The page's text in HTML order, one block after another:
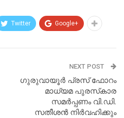
Twitter Google+
NEXT POST
ഗുരുവായൂർ പ്രസ് ഫോറം
മാധ്യമ പുരസ്‌കാര
സമര്‍പ്പണം വി.ഡി.
സതീശന്‍ നിർവഹിക്കും